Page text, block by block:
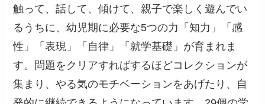
触って、話して、傾けて、親子で楽しく遊んでい
るうちに、幼児期に必要な5つの力「知力」「感
性」「表現」「自律」「就学基礎」が育まれま
す。問題をクリアすればするほどコレクションが
集まり、やる気のモチベーションをあげたり、自